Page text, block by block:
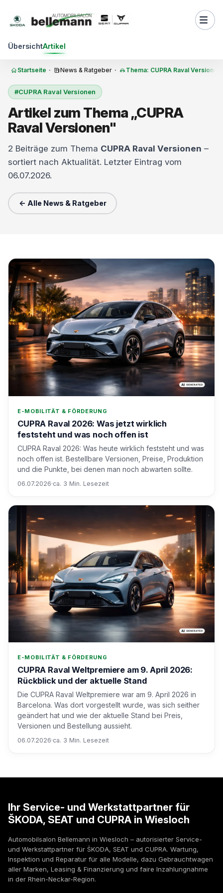
ÜbersichtArtikel
Startseite · News & Ratgeber · Thema: CUPRA Raval Versionen
#CUPRA Raval Versionen
Artikel zum Thema „CUPRA
Raval Versionen"
2 Beiträge zum Thema CUPRA Raval Versionen –
sortiert nach Aktualität. Letzter Eintrag vom
06.07.2026.
← Alle News & Ratgeber
E-MOBILITÄT & FÖRDERUNG
CUPRA Raval 2026: Was jetzt wirklich
feststeht und was noch offen ist
CUPRA Raval 2026: Was heute wirklich feststeht und was
noch offen ist. Bestellbare Versionen, Preise, Produktion
und die Punkte, bei denen man noch abwarten sollte.
06.07.2026·ca. 3 Min. Lesezeit
E-MOBILITÄT & FÖRDERUNG
CUPRA Raval Weltpremiere am 9. April 2026:
Rückblick und der aktuelle Stand
Die CUPRA Raval Weltpremiere war am 9. April 2026 in
Barcelona. Was dort vorgestellt wurde, was sich seither
geändert hat und wie der aktuelle Stand bei Preis,
Versionen und Bestellung aussieht.
06.07.2026·ca. 3 Min. Lesezeit
Ihr Service- und Werkstattpartner für
ŠKODA, SEAT und CUPRA in Wiesloch
Automobilsalon Bellemann in Wiesloch – autorisierter Service-
und Werkstattpartner für ŠKODA, SEAT und CUPRA. Wartung,
Inspektion und Reparatur für alle Modelle, dazu Gebrauchtwagen
aller Marken, Leasing & Finanzierung und faire Inzahlungnahme
in der Rhein-Neckar-Region.